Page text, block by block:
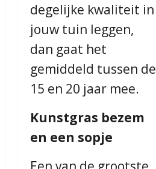
degelijke kwaliteit in
jouw tuin leggen,
dan gaat het
gemiddeld tussen de
15 en 20 jaar mee.
Kunstgras bezem
en een sopje